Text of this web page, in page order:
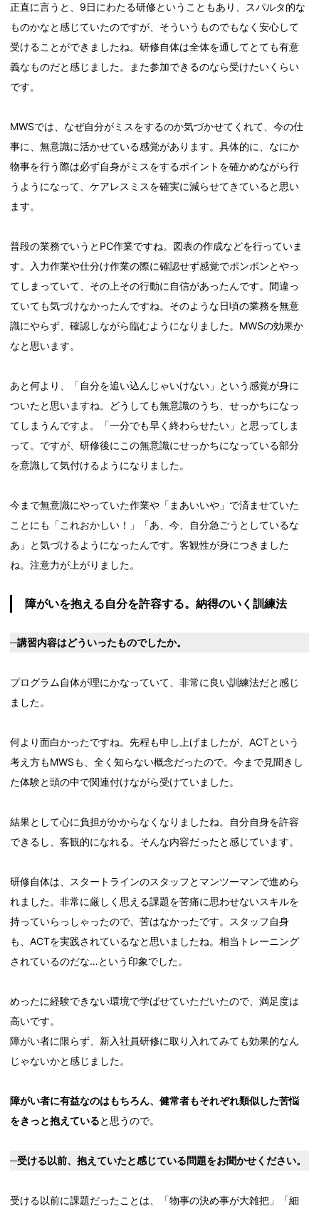
正直に言うと、9日にわたる研修ということもあり、スパルタ的な
ものかなと感じていたのですが、そういうものでもなく安心して
受けることができましたね。研修自体は全体を通してとても有意
義なものだと感じました。また参加できるのなら受けたいくらい
です。
MWSでは、なぜ自分がミスをするのか気づかせてくれて、今の仕
事に、無意識に活かせている感覚があります。具体的に、なにか
物事を行う際は必ず自身がミスをするポイントを確かめながら行
うようになって、ケアレスミスを確実に減らせてきていると思い
ます。
普段の業務でいうとPC作業ですね。図表の作成などを行っていま
す。入力作業や仕分け作業の際に確認せず感覚でポンポンとやっ
てしまっていて、その上その行動に自信があったんです。間違っ
ていても気づけなかったんですね。そのような日頃の業務を無意
識にやらず、確認しながら臨むようになりました。MWSの効果か
なと思います。
あと何より、「自分を追い込んじゃいけない」という感覚が身に
ついたと思いますね。どうしても無意識のうち、せっかちになっ
てしまうんですよ。「一分でも早く終わらせたい」と思ってしま
って。ですが、研修後にこの無意識にせっかちになっている部分
を意識して気付けるようになりました。
今まで無意識にやっていた作業や「まあいいや」で済ませていた
ことにも「これおかしい！」「あ、今、自分急ごうとしているな
あ」と気づけるようになったんです。客観性が身につきました
ね。注意力が上がりました。
障がいを抱える自分を許容する。納得のいく訓練法
─講習内容はどういったものでしたか。
プログラム自体が理にかなっていて、非常に良い訓練法だと感じ
ました。
何より面白かったですね。先程も申し上げましたが、ACTという
考え方もMWSも、全く知らない概念だったので。今まで見聞きし
た体験と頭の中で関連付けながら受けていました。
結果として心に負担がかからなくなりましたね。自分自身を許容
できるし、客観的になれる。そんな内容だったと感じています。
研修自体は、スタートラインのスタッフとマンツーマンで進めら
れました。非常に厳しく思える課題を苦痛に思わせないスキルを
持っていらっしゃったので、苦はなかったです。スタッフ自身
も、ACTを実践されているなと思いましたね。相当トレーニング
されているのだな…という印象でした。
めったに経験できない環境で学ばせていただいたので、満足度は
高いです。
障がい者に限らず、新入社員研修に取り入れてみても効果的なん
じゃないかと感じました。
障がい者に有益なのはもちろん、健常者もそれぞれ類似した苦悩
をきっと抱えていると思うので。
─受ける以前、抱えていたと感じている問題をお聞かせください。
受ける以前に課題だったことは、「物事の決め事が大雑把」「細